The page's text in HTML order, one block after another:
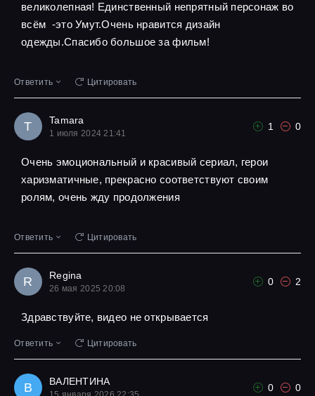
великолепная! Единственный непрятный персонаж во
всём -это Умут.Очень нравится дизайн
одежды.Спасибо большое за фильм!
Ответить Цитировать
T Tamara
1 июля 2024 21:41
1 0
Очень эмоциональный и красивый сериал, герои
харизматичные, прекрасно соответствуют своим
ролям, очень жду продолжения
Ответить Цитировать
R Regina
26 мая 2025 20:08
0 2
Здравствуйте, видео не открывается
Ответить Цитировать
В ВАЛЕНТИНА
0 0